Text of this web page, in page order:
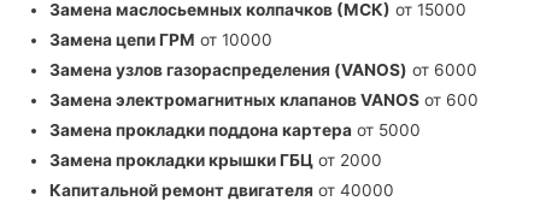
Замена маслосьемных колпачков (МСК) от 15000
Замена цепи ГРМ от 10000
Замена узлов газораспределения (VANOS) от 6000
Замена электромагнитных клапанов VANOS от 600
Замена прокладки поддона картера от 5000
Замена прокладки крышки ГБЦ от 2000
Капитальной ремонт двигателя от 40000